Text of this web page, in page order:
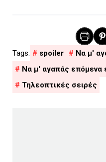
spoiler
Να μ'
Να μ' αγαπάς επόμενα
Τηλεοπτικές σειρές